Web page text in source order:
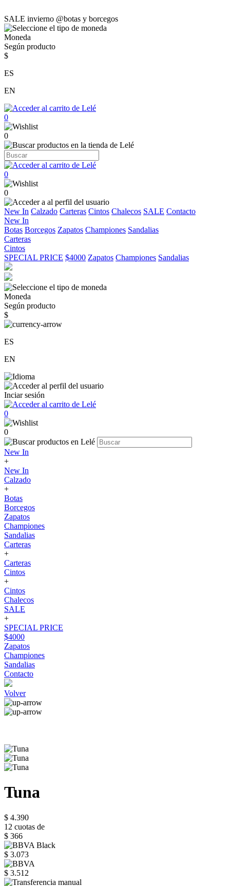
SALE invierno @botas y borcegos
Moneda
Según producto
$
ES
EN
0
0
0
0
New In Calzado Carteras Cintos Chalecos SALE Contacto
New In
Botas Borcegos Zapatos Championes Sandalias
Carteras
Cintos
SPECIAL PRICE $4000 Zapatos Championes Sandalias
Moneda
Según producto
$
ES
EN
Inciar sesión
0
0
New In
+
New In
Calzado
+
Botas
Borcegos
Zapatos
Championes
Sandalias
Carteras
+
Carteras
Cintos
+
Cintos
Chalecos
SALE
+
SPECIAL PRICE
$4000
Zapatos
Championes
Sandalias
Contacto
Volver
Tuna
$ 4.390
12 cuotas de
$ 366
$ 3.073
$ 3.512